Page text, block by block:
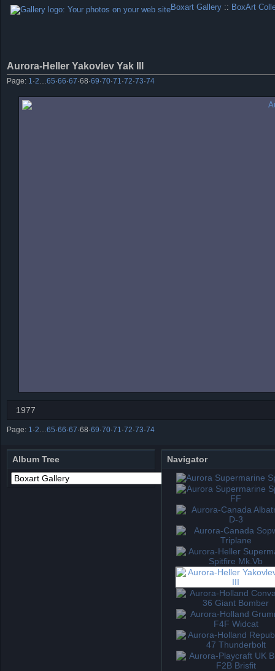
Boxart Gallery :: BoxArt
Aurora-Heller Yakovlev Yak III
Page: 1 ·2 65·66·67·68·69·70·71 ·72·73·74
1977
Page: 1 ·2 65·66·67·68·69·70·71 ·72·73·74
Album Tree Navigator